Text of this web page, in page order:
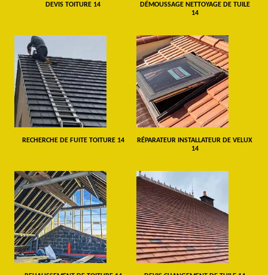
DEVIS TOITURE 14
DÉMOUSSAGE NETTOYAGE DE TUILE
14
RECHERCHE DE FUITE TOITURE 14
RÉPARATEUR INSTALLATEUR DE VELUX
14